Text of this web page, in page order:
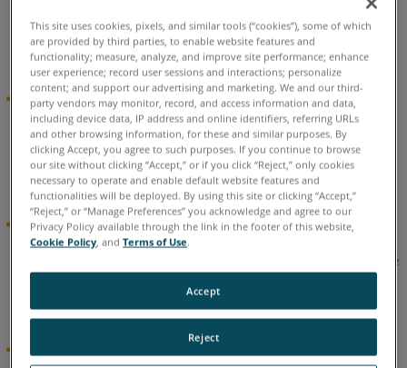
ScanPlan
Nouvelles du produit
Dans le cadre de notre engagement à fournir le meilleur
produit, service et support possible à nos clients, FARO a
abandonné le cartographe portable FARO ScanPlan 2D en
tant que produit autonome, à compter du 30 avril 2022.
Mise à jour du micrologiciel ScanPlan
, version 2021.1 été publié
le 10 déc. 2021.Cliquez ici pour consulter les notes de
version complètes ou pour télécharger manuellement la
mise à jour.
This site uses cookies, pixels, and similar tools (“cookies”), some of which
are provided by third parties, to enable website features and
functionality; measure, analyze, and improve site performance; enhance
user experience; record user sessions and interactions; personalize
content; and support our advertising and marketing. We and our third-
party vendors may monitor, record, and access information and data,
including device data, IP address and online identifiers, referring URLs
and other browsing information, for these and similar purposes. By
clicking Accept, you agree to such purposes. If you continue to browse
our site without clicking “Accept,” or if you click “Reject,” only cookies
necessary to operate and enable default website features and
functionalities will be deployed. By using this site or clicking “Accept,”
“Reject,” or “Manage Preferences” you acknowledge and agree to our
Privacy Policy available through the link in the footer of this website,
Cookie Policy, andTerms of Use.
Reject
Accept